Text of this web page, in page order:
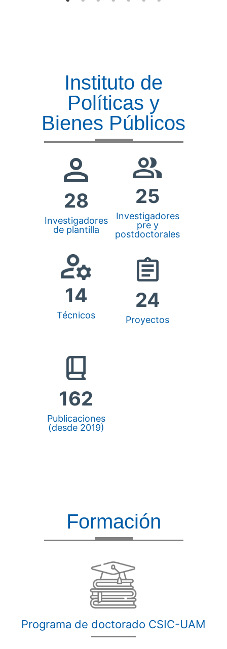
Instituto de
Políticas y
Bienes Públicos
28
Investigadores
de plantilla
25
Investigadores
pre y
postdoctorales
14
Técnicos
24
Proyectos
162
Publicaciones
(desde 2019)
Formación
Programa de doctorado CSIC-UAM